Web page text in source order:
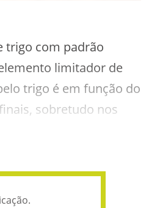
trigo com padrão
limitador de
trigo é em função do
sobretudo nos